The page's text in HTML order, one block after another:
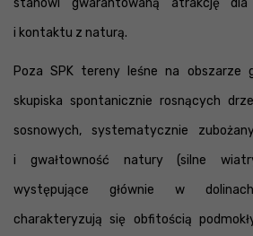
stanowi gwarantowaną atrakcję
i kontaktu z naturą.
Poza SPK tereny leśne na obszarze
skupiska spontanicznie rosnących
sosnowych, systematycznie
i gwałtowność natury (silne
występujące głównie w
charakteryzują się obfitością